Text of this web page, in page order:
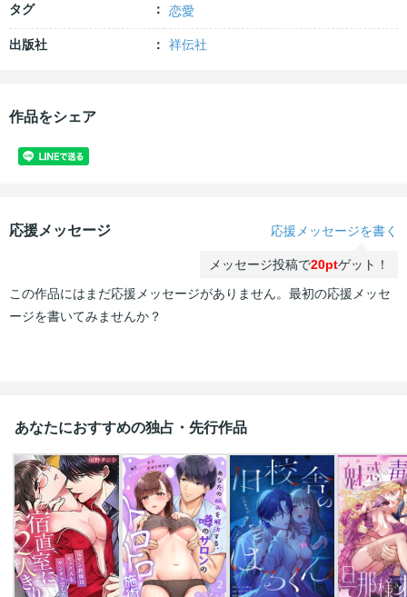
タグ 恋愛
出版社 祥伝社
作品をシェア
応援メッセージ 応援メッセージを書く
メッセージ投稿で20ptゲット！
この作品にはまだ応援メッセージがありません。最初の応援メッセ
ージを書いてみませんか？
あなたにおすすめの独占・先行作品